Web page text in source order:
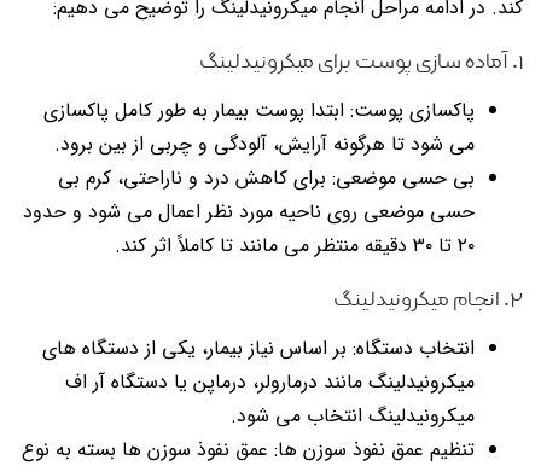
کند. در ادامه مراحل انجام میکرونیدلینگ را توضیح می دهیم:
۱. آماده سازی پوست برای میکرونیدلینگ
پاکسازی پوست: ابتدا پوست بیمار به طور کامل پاکسازی
می شود تا هرگونه آرایش، آلودگی و چربی از بین برود.
بی حسی موضعی: برای کاهش درد و ناراحتی، کرم بی
حسی موضعی روی ناحیه مورد نظر اعمال می شود و حدود
۲۰ تا ۳۰ دقیقه منتظر می مانند تا کاملاً اثر کند.
۲. انجام میکرونیدلینگ
انتخاب دستگاه: بر اساس نیاز بیمار، یکی از دستگاه های
میکرونیدلینگ مانند درمارولر، درماپن یا دستگاه آر اف
میکرونیدلینگ انتخاب می شود.
تنظیم عمق نفوذ سوزن ها: عمق نفوذ سوزن ها بسته به نوع